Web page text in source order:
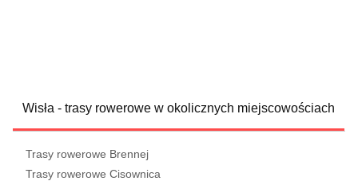
Wisła - trasy rowerowe w okolicznych miejscowościach
Trasy rowerowe Brennej
Trasy rowerowe Cisownica